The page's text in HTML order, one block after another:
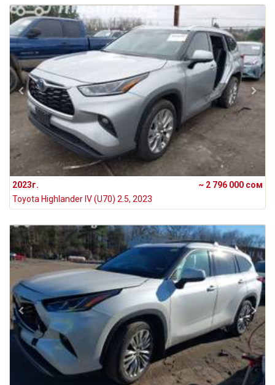
2023г.
~ 2 796 000 сом
Toyota Highlander IV (U70) 2.5, 2023